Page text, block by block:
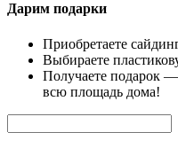
Дарим подарки
Приобретаете
Выбираете
Получаете подарок
всю площадь дома!